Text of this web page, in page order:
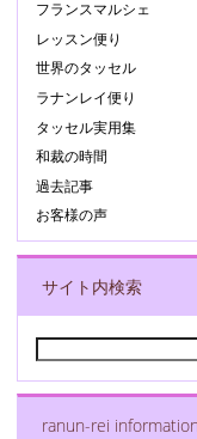
フランスマルシェ
レッスン便り
世界のタッセル
ラナンレイ便り
タッセル実用集
和裁の時間
過去記事
お客様の声
サイト内検索
ranun-rei information